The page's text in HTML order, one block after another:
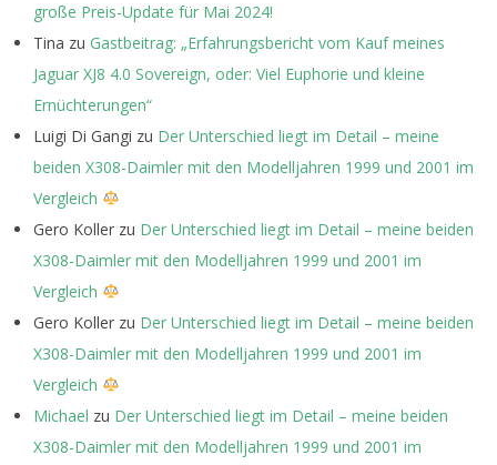
große Preis-Update für Mai 2024!
Tina zu Gastbeitrag: „Erfahrungsbericht vom Kauf meines
Jaguar XJ8 4.0 Sovereign, oder: Viel Euphorie und kleine
Ernüchterungen“
Luigi Di Gangi zu Der Unterschied liegt im Detail – meine
beiden X308-Daimler mit den Modelljahren 1999 und 2001 im
Vergleich
Gero Koller zu Der Unterschied liegt im Detail – meine beiden
X308-Daimler mit den Modelljahren 1999 und 2001 im
Vergleich
Gero Koller zu Der Unterschied liegt im Detail – meine beiden
X308-Daimler mit den Modelljahren 1999 und 2001 im
Vergleich
Michael zu Der Unterschied liegt im Detail – meine beiden
X308-Daimler mit den Modelljahren 1999 und 2001 im